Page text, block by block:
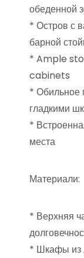
обеденной
* Остров с
барной
* Ample
cabinets
* Обильное
гладкими
*
места
Материали:
* Верхняя
* Шкафы из